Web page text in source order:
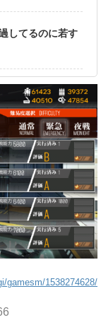
してるのに若す
gamesm/1538274628/